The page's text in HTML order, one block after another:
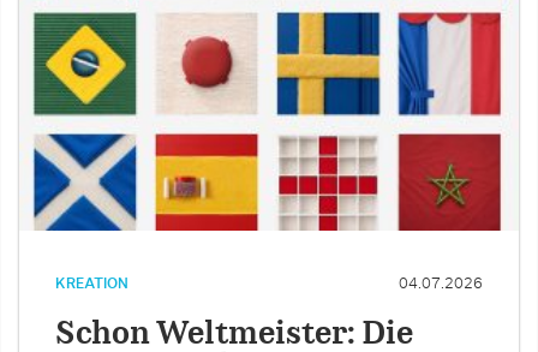
KREATION 04.07.2026
Schon Weltmeister: Die